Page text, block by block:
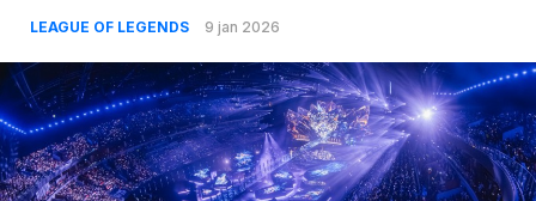
LEAGUE OF LEGENDS 9 jan 2026